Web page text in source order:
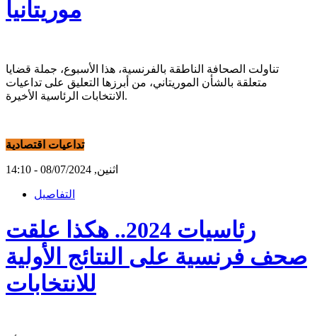
موريتانيا
تناولت الصحافة الناطقة بالفرنسية، هذا الأسبوع، جملة قضايا
متعلقة بالشأن الموريتاني، من أبرزها التعليق على تداعيات
الانتخابات الرئاسية الأخيرة.
تداعيات اقتصادية
اثنين, 08/07/2024 - 14:10
التفاصيل
رئاسيات 2024.. هكذا علقت
صحف فرنسية على النتائج الأولية
للانتخابات